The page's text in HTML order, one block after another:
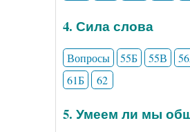
4. Сила слова
Вопросы 55Б 55В
61Б
62
5. Умеем ли мы